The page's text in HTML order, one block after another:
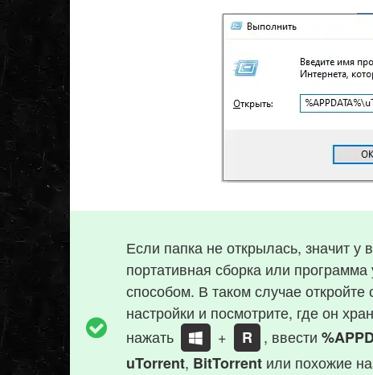
Если папка не открылась, значит у
портативная сборка или
способом. В таком случае откройте
настройки и посмотрите, где он
нажать
+ R , ввести
uTorrent, BitTorrent или похожие